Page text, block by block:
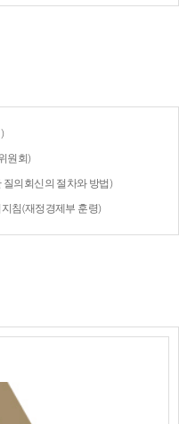
원회)
의회신의 절차와 방법)
침(재정경제부 훈령)